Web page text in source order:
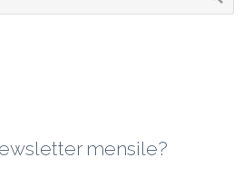
mensile?